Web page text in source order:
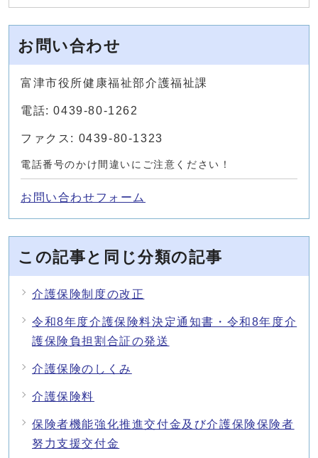
お問い合わせ
富津市役所健康福祉部介護福祉課
電話: 0439-80-1262
ファクス: 0439-80-1323
電話番号のかけ間違いにご注意ください！
お問い合わせフォーム
この記事と同じ分類の記事
介護保険制度の改正
令和8年度介護保険料決定通知書・令和8年度介
護保険負担割合証の発送
介護保険のしくみ
介護保険料
保険者機能強化推進交付金及び介護保険保険者
努力支援交付金